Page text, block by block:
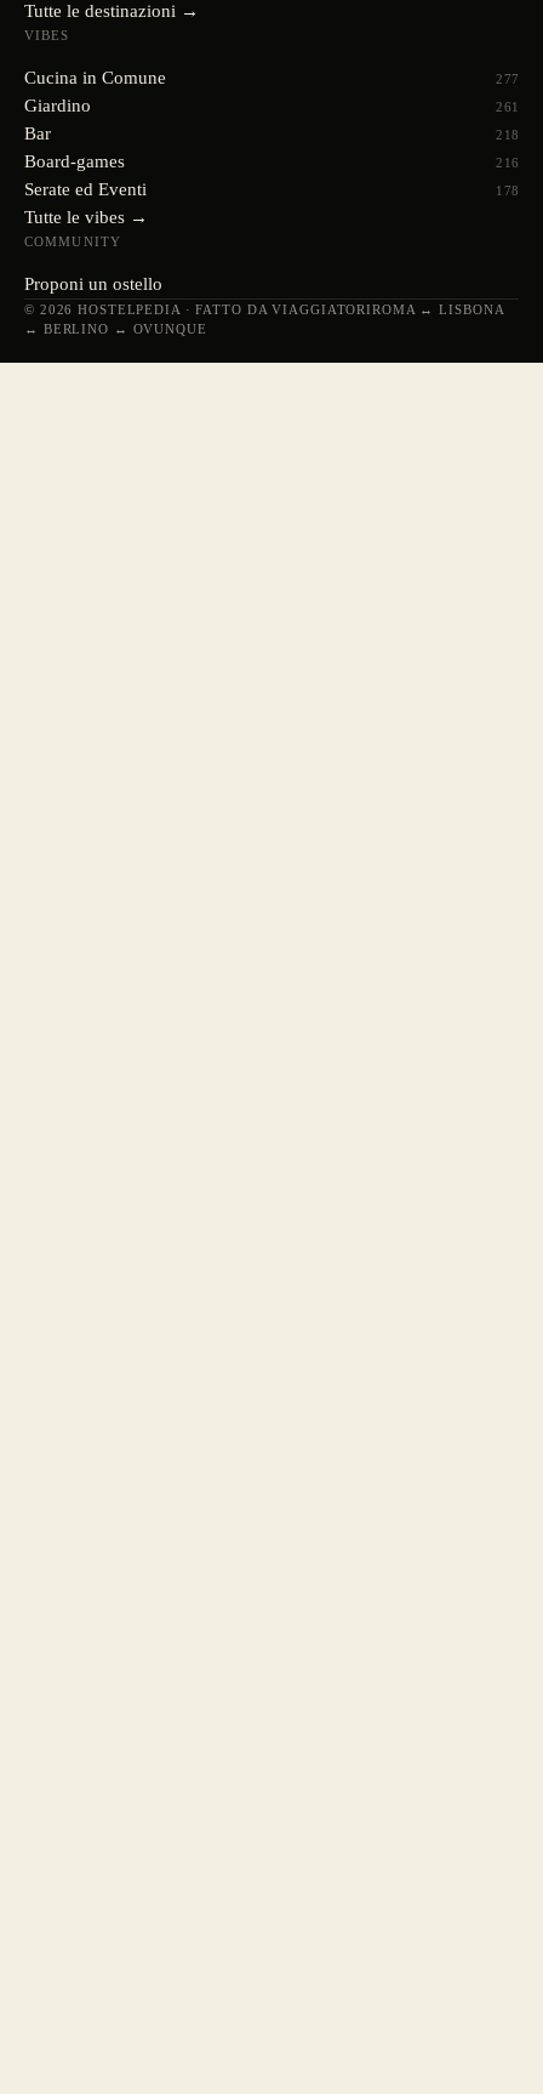
Tutte le destinazioni →
VIBES
Cucina in Comune 277
Giardino 261
Bar 218
Board-games 216
Serate ed Eventi 178
Tutte le vibes →
COMMUNITY
Proponi un ostello
© 2026 HOSTELPEDIA · FATTO DA VIAGGIATORIROMA ↔ LISBONA
↔ BERLINO ↔ OVUNQUE